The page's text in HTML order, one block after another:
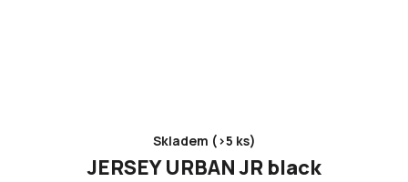
Skladem (>5 ks)
JERSEY URBAN JR black